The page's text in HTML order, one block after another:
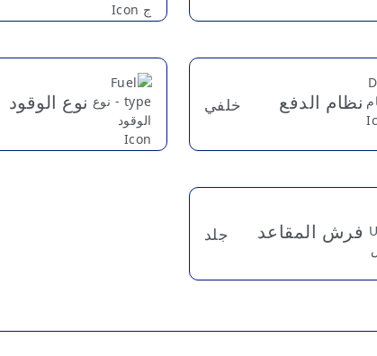
نظام الدفع خلفي نوع الوقود
فرش المقاعد جلد